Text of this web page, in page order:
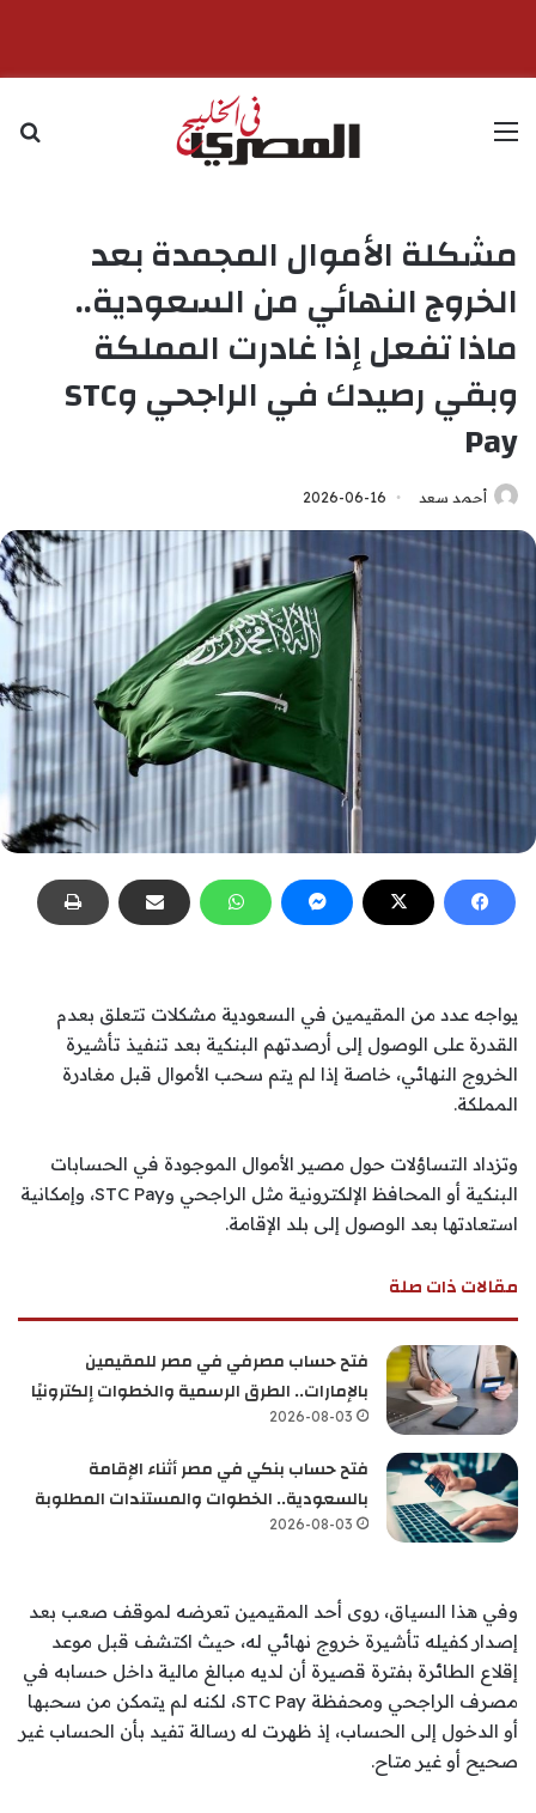
القائمة
مشكلة الأموال المجمدة بعد
الخروج النهائي من السعودية..
ماذا تفعل إذا غادرت المملكة
وبقي رصيدك في الراجحي وSTC
Pay
أحمد سعد 2026-06-16
يواجه عدد من المقيمين في السعودية مشكلات تتعلق بعدم
القدرة على الوصول إلى أرصدتهم البنكية بعد تنفيذ تأشيرة
الخروج النهائي، خاصة إذا لم يتم سحب الأموال قبل مغادرة
المملكة.
وتزداد التساؤلات حول مصير الأموال الموجودة في الحسابات
البنكية أو المحافظ الإلكترونية مثل الراجحي وSTC Pay، وإمكانية
استعادتها بعد الوصول إلى بلد الإقامة.
مقالات ذات صلة
فتح حساب مصرفي في مصر للمقيمين
بالإمارات.. الطرق الرسمية والخطوات إلكترونيًا
2026-08-03
فتح حساب بنكي في مصر أثناء الإقامة
بالسعودية.. الخطوات والمستندات المطلوبة
2026-08-03
وفي هذا السياق، روى أحد المقيمين تعرضه لموقف صعب بعد
إصدار كفيله تأشيرة خروج نهائي له، حيث اكتشف قبل موعد
إقلاع الطائرة بفترة قصيرة أن لديه مبالغ مالية داخل حسابه في
مصرف الراجحي ومحفظة STC Pay، لكنه لم يتمكن من سحبها
أو الدخول إلى الحساب، إذ ظهرت له رسالة تفيد بأن الحساب غير
صحيح أو غير متاح.